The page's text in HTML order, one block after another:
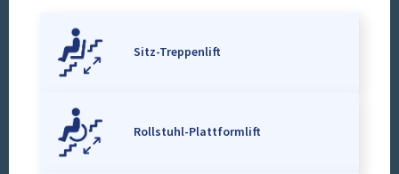
Sitz-Treppenlift
Rollstuhl-Plattformlift